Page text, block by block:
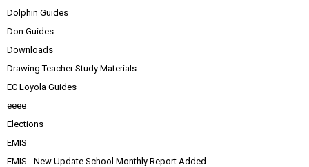
Dolphin Guides
Don Guides
Downloads
Drawing Teacher Study Materials
EC Loyola Guides
eeee
Elections
EMIS
EMIS - New Update School Monthly Report Added